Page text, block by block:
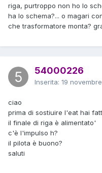
riga, purtroppo non ho lo
ha lo schema?... o magari
che trasformatore monta?
54000226
Inserita: 19
ciao
prima di sostiuire l'eat hai
il finale di riga è alimentato'
c'è l'impulso h?
il pilota è buono?
saluti